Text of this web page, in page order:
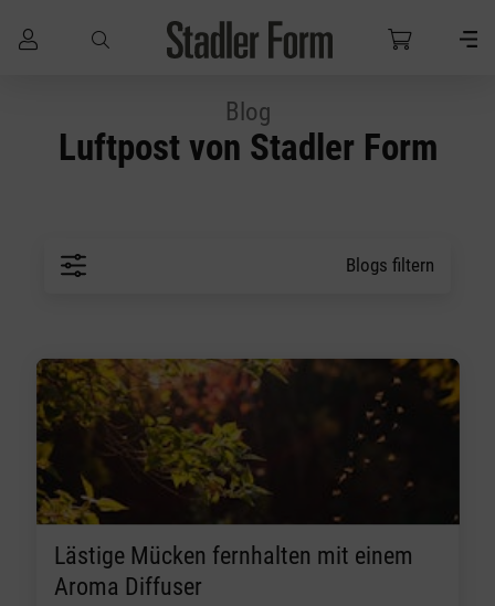
Blog
Luftpost von Stadler Form
Blogs filtern
Lästige Mücken fernhalten mit einem
Aroma Diffuser